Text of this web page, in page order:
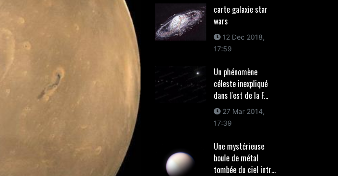
carte galaxie star
wars
12 Dec 2018,
17:59
Un phénomène
céleste inexpliqué
dans l'est de la F...
27 Mar 2014,
17:39
Une mystérieuse
boule de métal
tombée du ciel intr...